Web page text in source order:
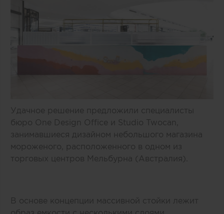
Удачное решение предложили специалисты
бюро One Design Office и Studio Twocan,
занимавшиеся дизайном небольшого магазина
мороженого, расположенного в одном из
торговых центров Мельбурна (Австралия).
В основе концепции массивной стойки лежит